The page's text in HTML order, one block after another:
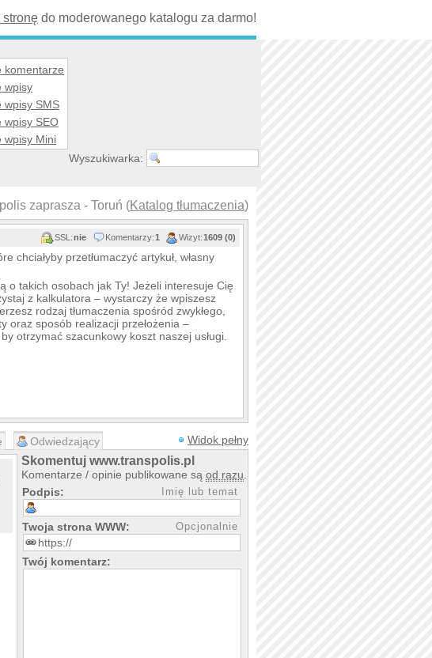
stronę do moderowanego katalogu za darmo!
komentarze
wpisy
wpisy SMS
wpisy SEO
wpisy Mini
Wyszukiwarka:
zaprasza - Toruń (Katalog tłumaczenia)
SSL:nie Komentarzy:1 Wizyt:1609 (0)
chciałyby przetłumaczyć artykuł, własny
o takich osobach jak Ty! Jeżeli interesuje Cię
z kalkulatora – wystarczy że wpiszesz
rodzaj tłumaczenia spośród zwykłego,
oraz sposób realizacji przełożenia –
otrzymać szacunkowy koszt naszej usługi.
Odwiedzający Widok pełny
Skomentuj www.transpolis.pl
Komentarze / opinie publikowane są od razu
Podpis:
Imię lub temat
Twoja strona WWW: Opcjonalnie
Twój komentarz: